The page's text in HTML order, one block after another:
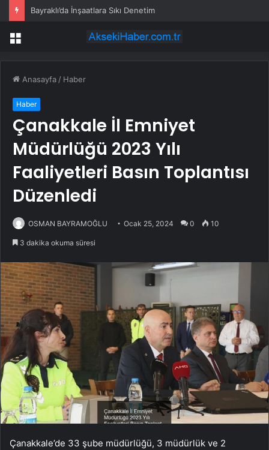
Bayraklı’da İnşaatlara Sıkı Denetim
Menü
Anasayfa / Haber
Haber
Çanakkale İl Emniyet
Müdürlüğü 2023 Yılı
Faaliyetleri Basın Toplantısı
Düzenledi
OSMAN BAYRAMOĞLU Ocak 25, 2024 0 10
3 dakika okuma süresi
Çanakkale’de 33 şube müdürlüğü, 3 müdürlük ve 2